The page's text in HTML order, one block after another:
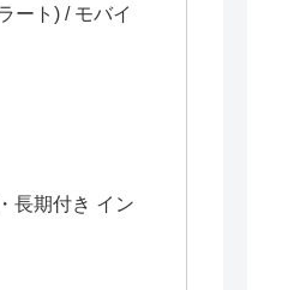
ート) / モバイ
長期付き イン